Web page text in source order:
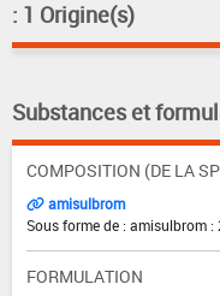
: 1 Origine(s)
Substances et
COMPOSITION (DE LA
amisulbrom
Sous forme de : amisulbrom :
FORMULATION